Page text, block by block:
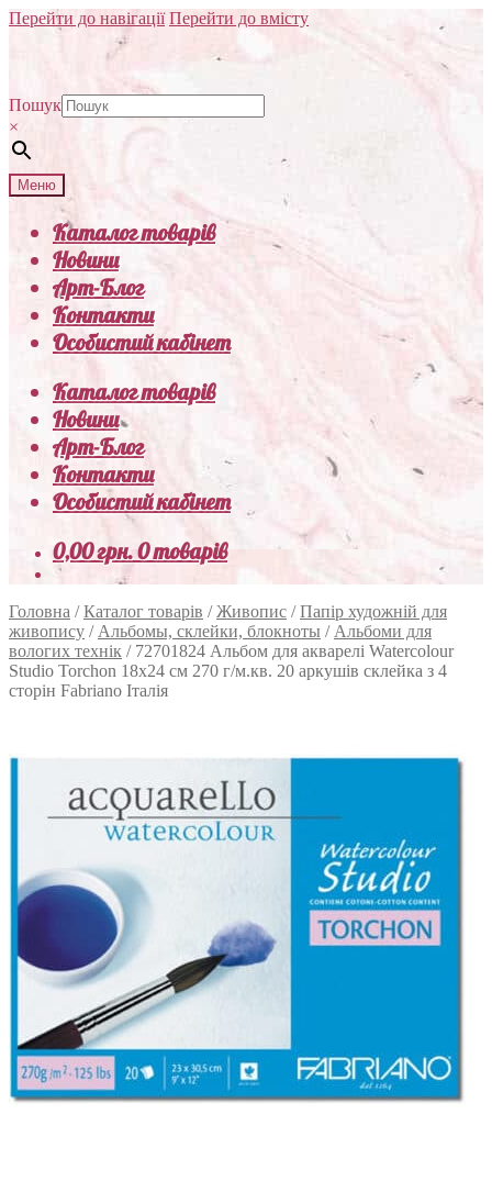
Перейти до навігації Перейти до вмісту
Пошук
×
Меню
Каталог товарів
Новини
Арт-Блог
Контакти
Особистий кабінет
Каталог товарів
Новини
Арт-Блог
Контакти
Особистий кабінет
0,00грн.0 товарів
Головна /Каталог товарів /Живопис /Папір художній для
живопису / Альбомы, склейки, блокноты / Альбоми для
вологих технік / 72701824 Альбом для акварелі Watercolour
Studio Torchon 18х24 см 270 г/м.кв. 20 аркушів склейка з 4
сторін Fabriano Італія